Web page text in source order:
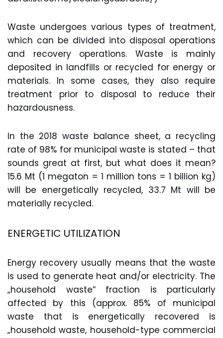
Waste undergoes various types of treatment,
which can be divided into disposal operations
and recovery operations. Waste is mainly
deposited in landfills or recycled for energy or
materials. In some cases, they also require
treatment prior to disposal to reduce their
hazardousness.
In the 2018 waste balance sheet, a recycling
rate of 98% for municipal waste is stated – that
sounds great at first, but what does it mean?
15.6 Mt (1 megaton = 1 million tons = 1 billion kg)
will be energetically recycled, 33.7 Mt will be
materially recycled.
ENERGETIC UTILIZATION
Energy recovery usually means that the waste
is used to generate heat and/or electricity. The
„household waste“ fraction is particularly
affected by this (approx. 85% of municipal
waste that is energetically recovered is
„household waste, household-type commercial